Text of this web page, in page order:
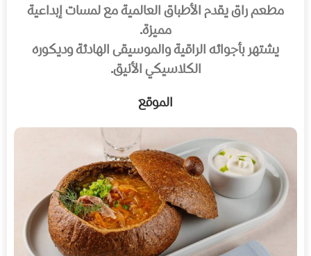
مطعم راق يقدم الأطباق العالمية مع لمسات إبداعية
مميزة.
يشتهر بأجوائه الراقية والموسيقى الهادئة وديكوره
الكلاسيكي الأنيق.
الموقع